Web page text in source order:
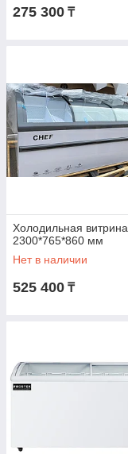
275 300 ₸
Холодильная витрина
2300*765*860 мм
Нет в наличии
525 400 ₸